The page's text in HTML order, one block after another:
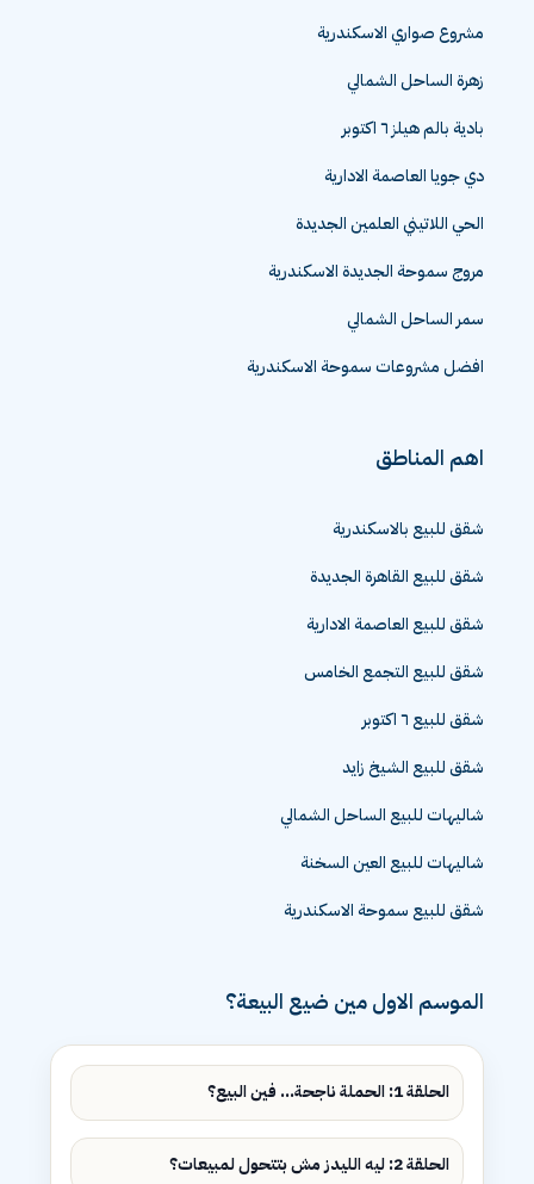
مشروع صواري الاسكندرية
زهرة الساحل الشمالي
بادية بالم هيلز ٦ اكتوبر
دي جويا العاصمة الادارية
الحي اللاتيني العلمين الجديدة
مروج سموحة الجديدة الاسكندرية
سمر الساحل الشمالي
افضل مشروعات سموحة الاسكندرية
اهم المناطق
شقق للبيع بالاسكندرية
شقق للبيع القاهرة الجديدة
شقق للبيع العاصمة الادارية
شقق للبيع التجمع الخامس
شقق للبيع ٦ اكتوبر
شقق للبيع الشيخ زايد
شاليهات للبيع الساحل الشمالي
شاليهات للبيع العين السخنة
شقق للبيع سموحة الاسكندرية
الموسم الاول مين ضيع البيعة؟
الحلقة 1: الحملة ناجحة... فين البيع؟
الحلقة 2: ليه الليدز مش بتتحول لمبيعات؟